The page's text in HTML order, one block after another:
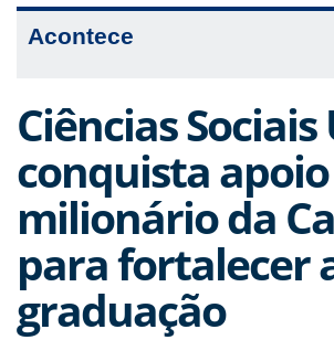
Acontece
Ciências Sociais
conquista apoio
milionário da
para fortalecer
graduação